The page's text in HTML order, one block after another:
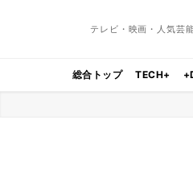
テレビ・映画・人気芸
総合トップ TECH+